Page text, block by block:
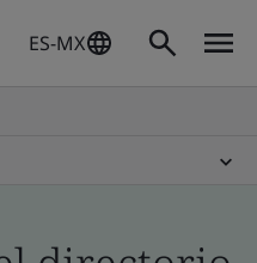
ES-MX